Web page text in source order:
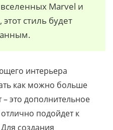
Marvel и
этот стиль будет
интерьера
как можно больше
это дополнительное
подойдет к
создания